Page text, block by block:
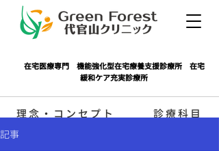
在宅医療専門 機能強化型在宅療養支援診療所 在宅
緩和ケア充実診療所
理念・コンセプト 診療科目
記事